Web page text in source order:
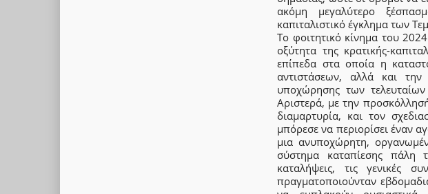
ακόμη μεγαλύτερο
καπιταλιστικό έγκλημα των
Το φοιτητικό κίνημα του
οξύτητα της κρατικής-
επίπεδα στα οποία η
αντιστάσεων, αλλά και
υποχώρησης των
Αριστερά, με την
διαμαρτυρία, και τον
μπόρεσε να περιορίσει έναν
μια ανυποχώρητη,
σύστημα καταπίεσης πάλη
καταλήψεις, τις γενικές
πραγματοποιούνταν